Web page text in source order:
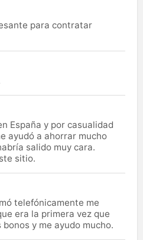
para contratar
España y por casualidad
ayudó a ahorrar mucho
salido muy cara.
sitio.
telefónicamente me
era la primera vez que
y me ayudo mucho.